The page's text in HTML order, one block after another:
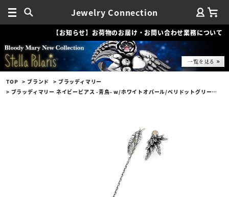
Jewelry Connection
【お知らせ】お荷物のお届け・お問い合わせ業務について
TOP ブランド
ブラッディマリー
ブラッディマリー ネイビーピアス -青鳥- w/ホワイトオパール/ペリドットグリーンダイヤモンド